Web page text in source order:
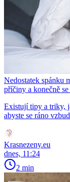
Nedostatek spánku
příčiny a konečně
Existují tipy a triky,
abyste se ráno
Krasnezeny.eu
dnes, 11:24
2 min